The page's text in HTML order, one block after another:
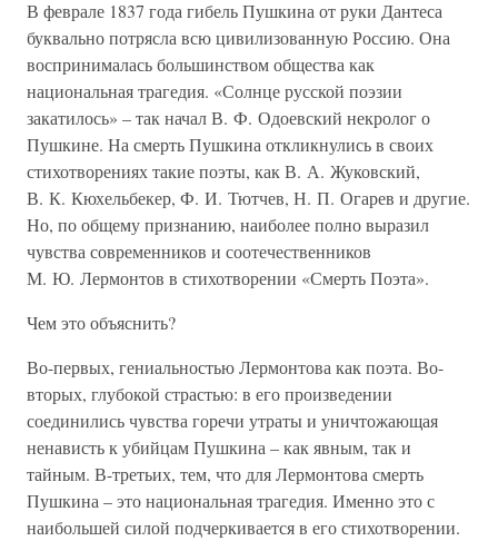
В феврале 1837 года гибель Пушкина от руки Дантеса
буквально потрясла всю цивилизованную Россию. Она
воспринималась большинством общества как
национальная трагедия. «Солнце русской поэзии
закатилось» – так начал В. Ф. Одоевский некролог о
Пушкине. На смерть Пушкина откликнулись в своих
стихотворениях такие поэты, как В. А. Жуковский,
В. К. Кюхельбекер, Ф. И. Тютчев, Н. П. Огарев и другие.
Но, по общему признанию, наиболее полно выразил
чувства современников и соотечественников
М. Ю. Лермонтов в стихотворении «Смерть Поэта».
Чем это объяснить?
Во-первых, гениальностью Лермонтова как поэта. Во-
вторых, глубокой страстью: в его произведении
соединились чувства горечи утраты и уничтожающая
ненависть к убийцам Пушкина – как явным, так и
тайным. В-третьих, тем, что для Лермонтова смерть
Пушкина – это национальная трагедия. Именно это с
наибольшей силой подчеркивается в его стихотворении.